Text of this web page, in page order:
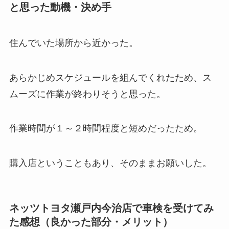
と思った動機・決め手
住んでいた場所から近かった。
あらかじめスケジュールを組んでくれたため、ス
ムーズに作業が終わりそうと思った。
作業時間が１～２時間程度と短めだったため。
購入店ということもあり、そのままお願いした。
ネッツトヨタ瀬戸内今治店で車検を受けてみ
た感想（良かった部分・メリット）